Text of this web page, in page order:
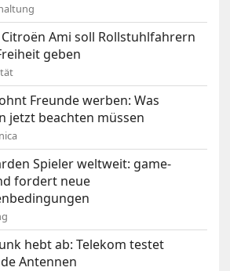
Ami soll Rollstuhlfahrern
geben
Freunde werben: Was
jetzt beachten müssen
Spieler weltweit: game-
fordert neue
hebt ab: Telekom testet
Antennen